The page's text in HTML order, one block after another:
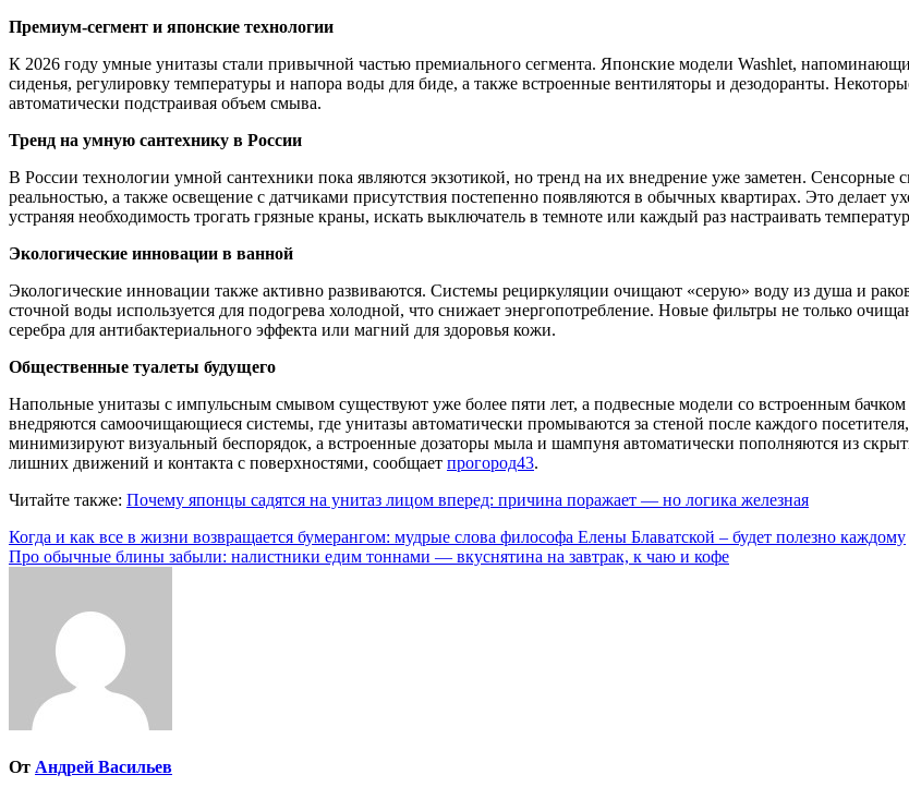
Премиум-сегмент и японские технологии
К 2026 году умные унитазы стали привычной частью премиального сегмента. Японские модели Washlet,
сиденья, регулировку температуры и напора воды для биде, а также встроенные вентиляторы и дезодоранты.
автоматически подстраивая объем смыва.
Тренд на умную сантехнику в России
В России технологии умной сантехники пока являются экзотикой, но тренд на их внедрение уже заметен. Сенсорные
реальностью, а также освещение с датчиками присутствия постепенно появляются в обычных квартирах. Это делает
устраняя необходимость трогать грязные краны, искать выключатель в темноте или каждый раз настраивать
Экологические инновации в ванной
Экологические инновации также активно развиваются. Системы рециркуляции очищают «серую» воду из душа и
сточной воды используется для подогрева холодной, что снижает энергопотребление. Новые фильтры не только
серебра для антибактериального эффекта или магний для здоровья кожи.
Общественные туалеты будущего
Напольные унитазы с импульсным смывом существуют уже более пяти лет, а подвесные модели со встроенным
внедряются самоочищающиеся системы, где унитазы автоматически промываются за стеной после каждого
минимизируют визуальный беспорядок, а встроенные дозаторы мыла и шампуня автоматически пополняются из
лишних движений и контакта с поверхностями, сообщает прогород43.
Читайте также: Почему японцы садятся на унитаз лицом вперед: причина поражает — но логика железная
Навигация
по
Когда и как все в жизни возвращается бумерангом: мудрые слова философа Елены Блаватской – будет полезно каждому
Про обычные блины забыли: налистники едим тоннами — вкуснятина на завтрак, к чаю и кофе
От Андрей Васильев